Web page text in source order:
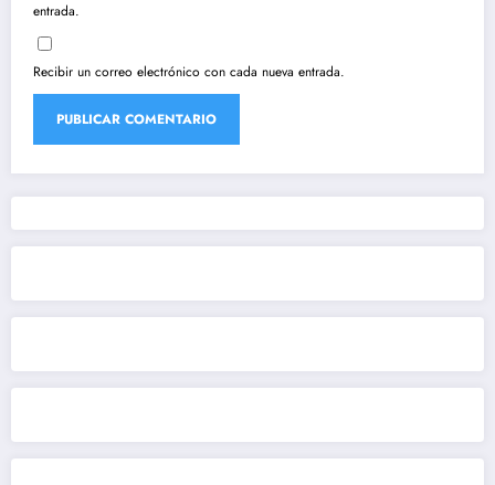
entrada.
Recibir un correo electrónico con cada nueva entrada.